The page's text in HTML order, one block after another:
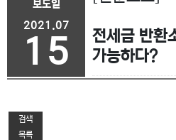
보도일
2021.07
15
전세금 반환
가능하다?
검색
목록